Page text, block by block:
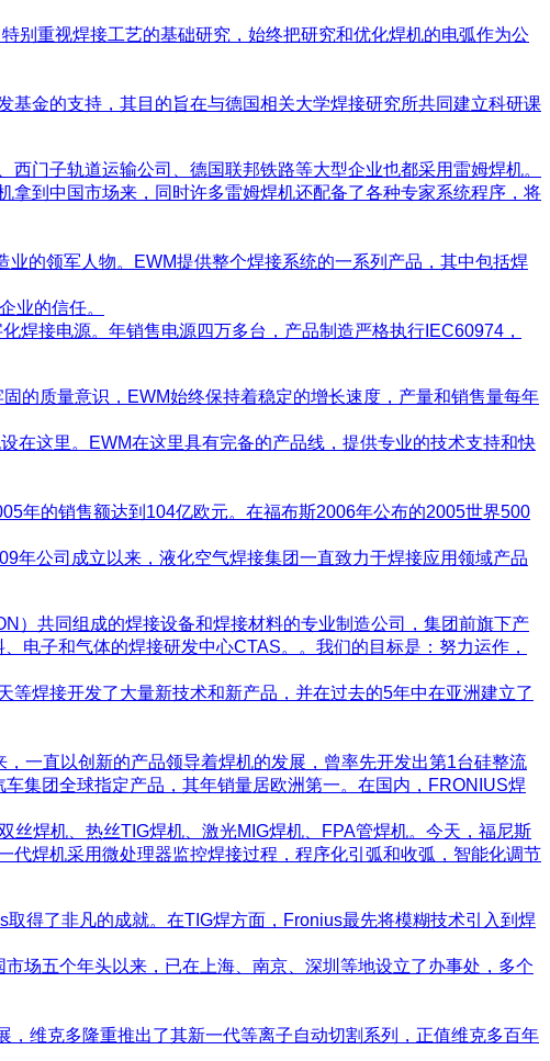
别重视焊接工艺的基础研究，始终把研究和优化焊机的电弧作为公
金的支持，其目的旨在与德国相关大学焊接研究所共同建立科研课
门子轨道运输公司、德国联邦铁路等大型企业也都采用雷姆焊机。
到中国市场来，同时许多雷姆焊机还配备了各种专家系统程序，将
的领军人物。EWM提供整个焊接系统的一系列产品，其中包括焊
业的信任。
焊接电源。年销售电源四万多台，产品制造严格执行IEC60974，
的质量意识，EWM始终保持着稳定的增长速度，产量和销售量每年
在这里。EWM在这里具有完备的产品线，提供专业的技术支持和快
年的销售额达到104亿欧元。在福布斯2006年公布的2005世界500
年公司成立以来，液化空气焊接集团一直致力于焊接应用领域产品
）共同组成的焊接设备和焊接材料的专业制造公司，集团前旗下产
电子和气体的焊接研发中心CTAS。。我们的目标是：努力运作，
焊接开发了大量新技术和新产品，并在过去的5年中在亚洲建立了
一直以创新的产品领导着焊机的发展，曾率先开发出第1台硅整流
集团全球指定产品，其年销量居欧洲第一。在国内，FRONIUS焊
焊机、热丝TIG焊机、激光MIG焊机、FPA管焊机。今天，福尼斯
焊机采用微处理器监控焊接过程，程序化引弧和收弧，智能化调节
得了非凡的成就。在TIG焊方面，Fronius最先将模糊技术引入到焊
场五个年头以来，已在上海、南京、深圳等地设立了办事处，多个
维克多隆重推出了其新一代等离子自动切割系列，正值维克多百年